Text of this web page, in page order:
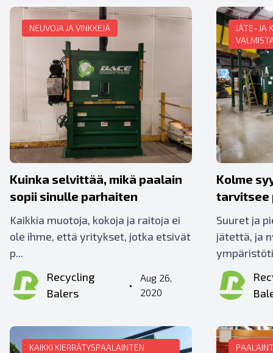
NEUVOJA JA VINKKEJÄ
Kuinka selvittää, mikä paalain
sopii sinulle parhaiten
Kaikkia muotoja, kokoja ja raitoja ei
ole ihme, että yritykset, jotka etsivät
p...
Recycling
Balers
•
Aug 26,
2020
JÄTE- JA
Kolme
tarvitsee
Suuret ja
jätettä, ja
KAIKKI KIERRÄTYSPAALAINTEN